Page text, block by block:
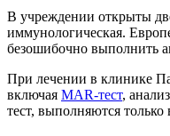
В учреждении открыты
иммунологическая.
безошибочно выполнить
При лечении в клинике
включая MAR-тест,
тест, выполняются